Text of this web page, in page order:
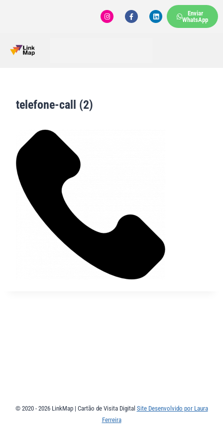
Enviar
WhatsApp
telefone-call (2)
© 2020 - 2026 LinkMap | Cartão de Visita Digital Site Desenvolvido por Laura
Ferreira